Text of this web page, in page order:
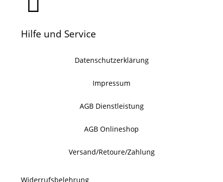
Hilfe und Service
Datenschutzerklärung
Impressum
AGB Dienstleistung
AGB Onlineshop
Versand/Retoure/Zahlung
Widerrufsbelehrung